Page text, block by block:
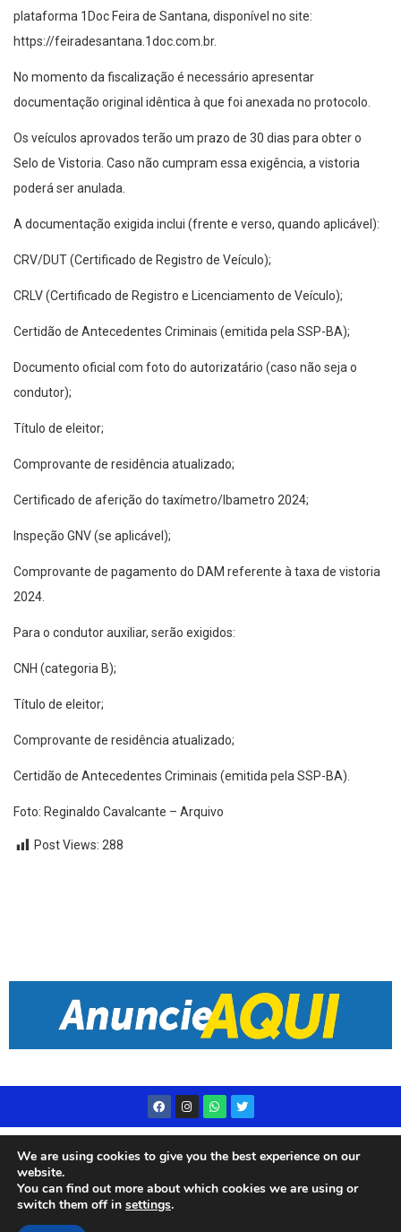
plataforma 1Doc Feira de Santana, disponível no site:
https://feiradesantana.1doc.com.br.
No momento da fiscalização é necessário apresentar
documentação original idêntica à que foi anexada no protocolo.
Os veículos aprovados terão um prazo de 30 dias para obter o
Selo de Vistoria. Caso não cumpram essa exigência, a vistoria
poderá ser anulada.
A documentação exigida inclui (frente e verso, quando aplicável):
CRV/DUT (Certificado de Registro de Veículo);
CRLV (Certificado de Registro e Licenciamento de Veículo);
Certidão de Antecedentes Criminais (emitida pela SSP-BA);
Documento oficial com foto do autorizatário (caso não seja o
condutor);
Título de eleitor;
Comprovante de residência atualizado;
Certificado de aferição do taxímetro/Ibametro 2024;
Inspeção GNV (se aplicável);
Comprovante de pagamento do DAM referente à taxa de vistoria
2024.
Para o condutor auxiliar, serão exigidos:
CNH (categoria B);
Título de eleitor;
Comprovante de residência atualizado;
Certidão de Antecedentes Criminais (emitida pela SSP-BA).
Foto: Reginaldo Cavalcante – Arquivo
Post Views: 288
© 2023 Rádio Subae – Todos os direitos reservados
We are using cookies to give you the best experience on our
website.
You can find out more about which cookies we are using or
switch them off in settings.